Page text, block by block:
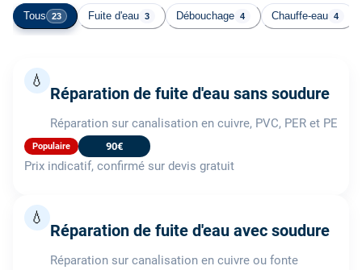
Tous 23 Fuite d'eau 3 Débouchage 4 Chauffe-eau 4
💧
Réparation de fuite d'eau sans soudure
Réparation sur canalisation en cuivre, PVC, PER et PE
Populaire 90€
Prix indicatif, confirmé sur devis gratuit
💧
Réparation de fuite d'eau avec soudure
Réparation sur canalisation en cuivre ou fonte